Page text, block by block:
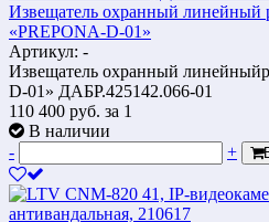
Извещатель охранный линейный
«PREPONA-D-01»
Артикул: -
Извещатель охранный
D-01» ДАБР.425142.066-01
110 400 руб. за 1
В наличии
-
+